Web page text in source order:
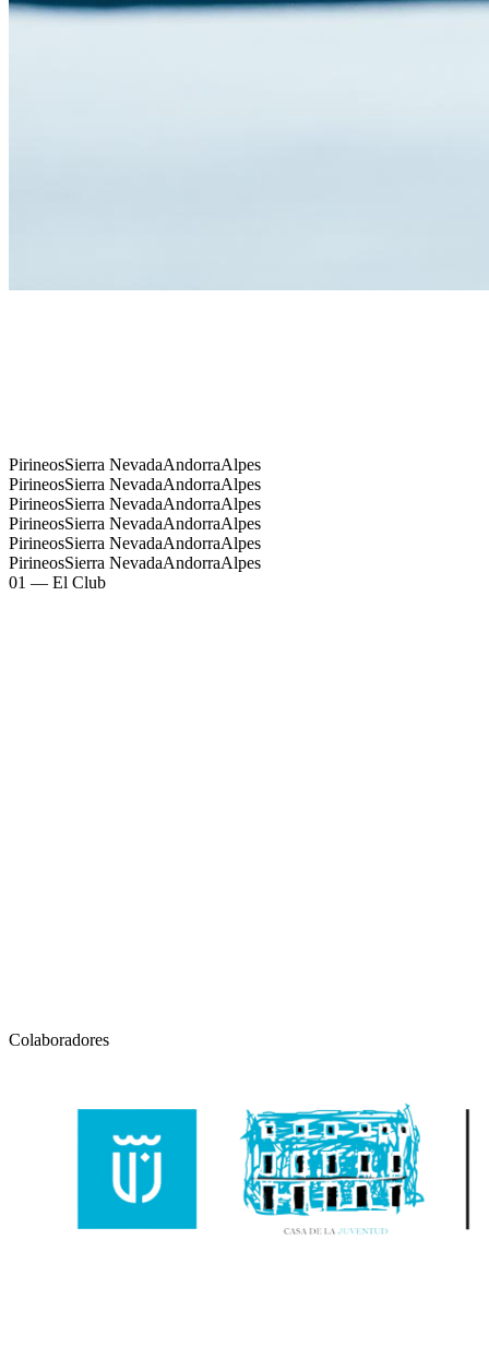
PirineosSierra NevadaAndorraAlpes
PirineosSierra NevadaAndorraAlpes
PirineosSierra NevadaAndorraAlpes
PirineosSierra NevadaAndorraAlpes
PirineosSierra NevadaAndorraAlpes
PirineosSierra NevadaAndorraAlpes
01 — El Club
Colaboradores